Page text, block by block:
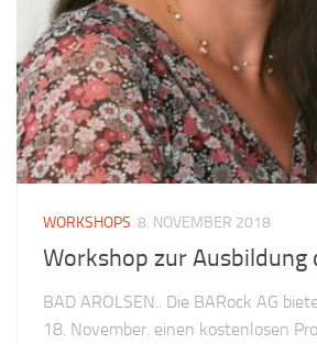
WORKSHOPS 8. NOVEMBER 2018
Workshop zur Ausbildung
BAD AROLSEN.. Die BARock AG
18. November. einen kostenlosen